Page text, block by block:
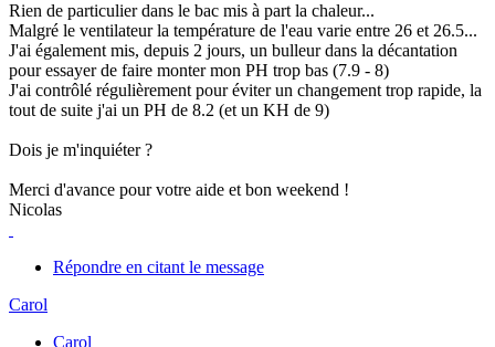
Rien de particulier dans le bac mis à part la chaleur...
Malgré le ventilateur la température de l'eau varie entre 26 et 26.5...
J'ai également mis, depuis 2 jours, un bulleur dans la décantation
pour essayer de faire monter mon PH trop bas (7.9 - 8)
J'ai contrôlé régulièrement pour éviter un changement trop rapide, la
tout de suite j'ai un PH de 8.2 (et un KH de 9)
Dois je m'inquiéter ?
Merci d'avance pour votre aide et bon weekend !
Nicolas
Répondre en citant le message
Carol
Carol